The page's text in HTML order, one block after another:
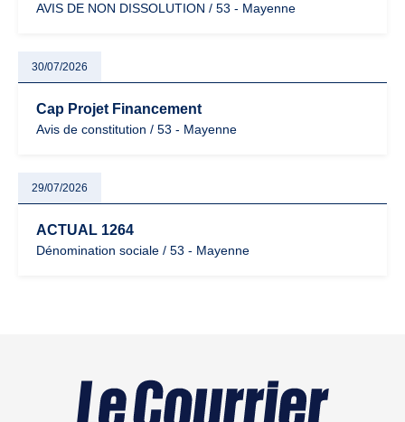
AVIS DE NON DISSOLUTION / 53 - Mayenne
30/07/2026
Cap Projet Financement
Avis de constitution / 53 - Mayenne
29/07/2026
ACTUAL 1264
Dénomination sociale / 53 - Mayenne